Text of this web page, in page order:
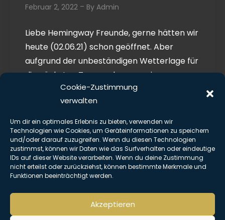
Cookie-Zustimmung
verwalten
Um dir ein optimales Erlebnis zu bieten, verwenden wir
Technologien wie Cookies, um Geräteinformationen zu speichern
und/oder darauf zuzugreifen. Wenn du diesen Technologien
zustimmst, können wir Daten wie das Surfverhalten oder eindeutige
IDs auf dieser Website verarbeiten. Wenn du deine Zustimmung
nicht erteilst oder zurückziehst, können bestimmte Merkmale und
Funktionen beeinträchtigt werden.
Akzeptieren
Februar 2, 2022 ByAdmin
Liebe Hemingway Freunde, gerne hätten wir
heute (02.06.21) schon geöffnet. Aber
aufgrund der unbeständigen Wetterlage für
die nächsten Tage und wegen einer
bürokratischen Meinungsverschiedenheit
mit dem Rathaus, aufgrundderer wir
momentan keine Schirme aufstellen
können, haben wir uns […]
Read more